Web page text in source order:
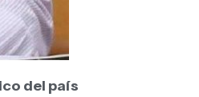
del país